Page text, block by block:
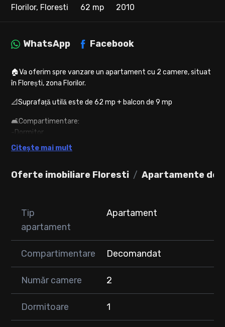
Florilor, Floresti
62 mp 2010
Oferte imobiliare Floresti Apartamente de
WhatsApp Facebook
🏠Va oferim spre vanzare un apartament cu 2 camere, situat
în Florești, zona Florilor.
📐Suprafață utilă este de 62 mp + balcon de 9 mp
🛋️Compartimentare:
-Dormitor
-Living cu bucătărie open space
-Baie
-Cămară
si in poze.
🔑Dispune de: centrală termică, parchet din lemn masiv,
mașină de spălat haine, uscător de haine, mașină de spălat
vase etc.
📍Locație liniștită, aproape de puncte de interes (magazine,
transport în comun, școli).
Citește mai mult
Tip
apartament
Apartament
Compartimentare Decomandat
Număr camere 2
Dormitoare 1